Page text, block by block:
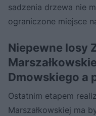
sadzenia drzewa nie
ograniczone miejsce
Niepewne losy
Dmowskiego a
Ostatnim etapem
Marszałkowskiej ma